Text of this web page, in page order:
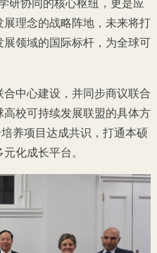
研协同的核心枢纽，更是应
理念的战略阵地，未来将打
领域的国际标杆，为全球可
中心建设，并同步商议联合
校可持续发展联盟的具体方
养项目达成共识，打通本硕
化成长平台。